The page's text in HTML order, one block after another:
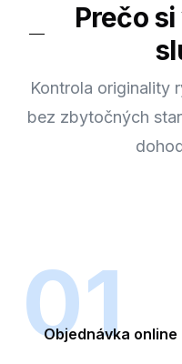
Prečo
Kontrola originality
bez zbytočných
01
Objednávka online